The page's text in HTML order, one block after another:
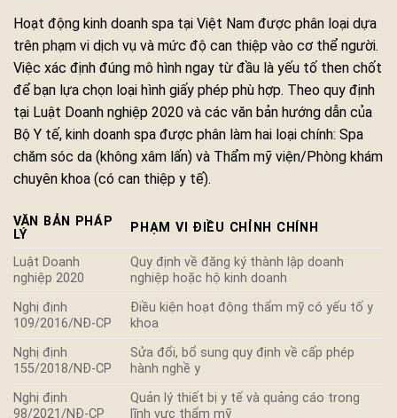
Hoạt động kinh doanh spa tại Việt Nam được phân loại dựa
trên phạm vi dịch vụ và mức độ can thiệp vào cơ thể người.
Việc xác định đúng mô hình ngay từ đầu là yếu tố then chốt
để bạn lựa chọn loại hình giấy phép phù hợp. Theo quy định
tại Luật Doanh nghiệp 2020 và các văn bản hướng dẫn của
Bộ Y tế, kinh doanh spa được phân làm hai loại chính: Spa
chăm sóc da (không xâm lấn) và Thẩm mỹ viện/Phòng khám
chuyên khoa (có can thiệp y tế).
VĂN BẢN PHÁP
LÝ
PHẠM VI ĐIỀU CHỈNH CHÍNH
Luật Doanh
nghiệp 2020
Quy định về đăng ký thành lập doanh
nghiệp hoặc hộ kinh doanh
Nghị định
109/2016/NĐ-CP
Điều kiện hoạt động thẩm mỹ có yếu tố y
khoa
Nghị định
155/2018/NĐ-CP
Sửa đổi, bổ sung quy định về cấp phép
hành nghề y
Nghị định
98/2021/NĐ-CP
Quản lý thiết bị y tế và quảng cáo trong
lĩnh vực thẩm mỹ